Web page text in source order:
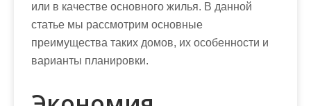
или в качестве основного жилья. В данной
статье мы рассмотрим основные
преимущества таких домов, их особенности и
варианты планировки.